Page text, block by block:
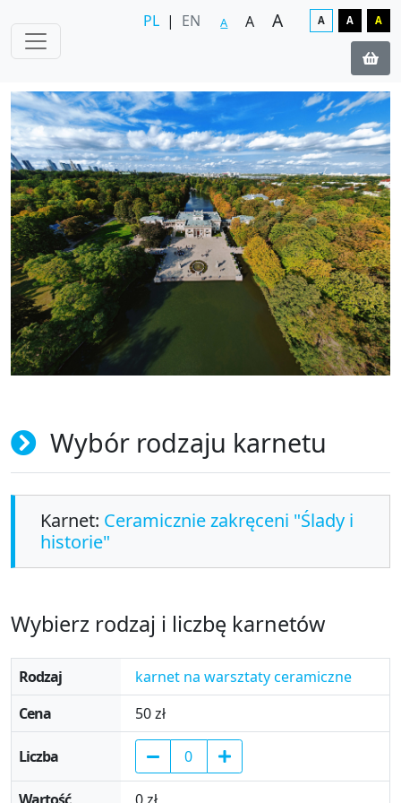
PL | EN A A A A A A
Wybór rodzaju karnetu
Karnet: Ceramicznie zakręceni "Ślady i
historie"
Wybierz rodzaj i liczbę karnetów
Wybierz rodzaj i liczbę karnetówkarnet na warsztaty ceramiczne
50 zł
0 zł